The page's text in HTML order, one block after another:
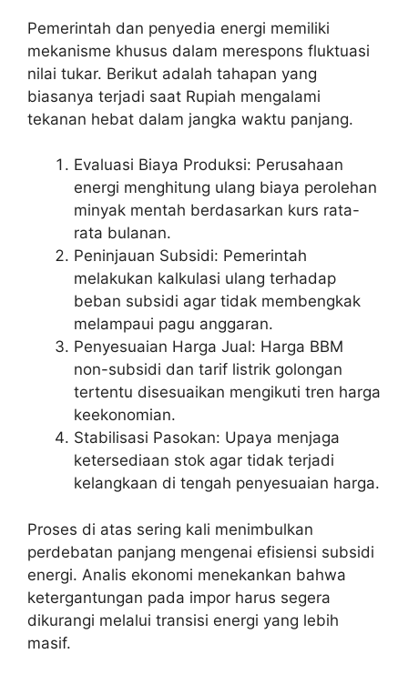
Pemerintah dan penyedia energi memiliki
mekanisme khusus dalam merespons fluktuasi
nilai tukar. Berikut adalah tahapan yang
biasanya terjadi saat Rupiah mengalami
tekanan hebat dalam jangka waktu panjang.
Evaluasi Biaya Produksi: Perusahaan
energi menghitung ulang biaya perolehan
minyak mentah berdasarkan kurs rata-
rata bulanan.
Peninjauan Subsidi: Pemerintah
melakukan kalkulasi ulang terhadap
beban subsidi agar tidak membengkak
melampaui pagu anggaran.
Penyesuaian Harga Jual: Harga BBM
non-subsidi dan tarif listrik golongan
tertentu disesuaikan mengikuti tren harga
keekonomian.
Stabilisasi Pasokan: Upaya menjaga
ketersediaan stok agar tidak terjadi
kelangkaan di tengah penyesuaian harga.
Proses di atas sering kali menimbulkan
perdebatan panjang mengenai efisiensi subsidi
energi. Analis ekonomi menekankan bahwa
ketergantungan pada impor harus segera
dikurangi melalui transisi energi yang lebih
masif.